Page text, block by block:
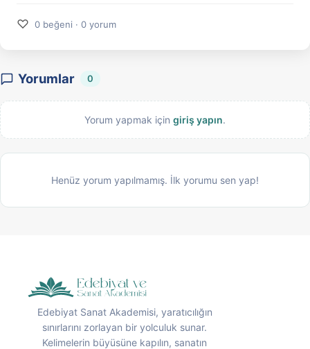
♡ 0 beğeni · 0 yorum
Yorumlar 0
Yorum yapmak için giriş yapın.
Henüz yorum yapılmamış. İlk yorumu sen yap!
Edebiyat Sanat Akademisi, yaratıcılığın
sınırlarını zorlayan bir yolculuk sunar.
Kelimelerin büyüsüne kapılın, sanatın